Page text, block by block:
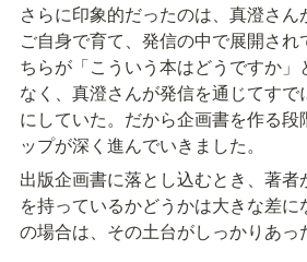
さらに印象的だったのは、真澄さ
ご自身で育て、発信の中で展開され
ちらが「こういう本はどうですか」
なく、真澄さんが発信を通じてす
にしていた。だから企画書を作る段
ップが深く進んでいきました。
出版企画書に落とし込むとき、著者
を持っているかどうかは大きな差
の場合は、その土台がしっかりあっ